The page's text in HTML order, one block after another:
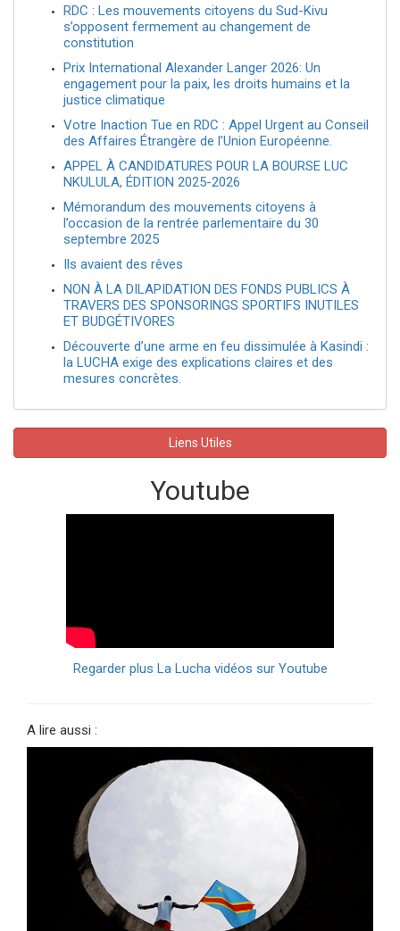
RDC : Les mouvements citoyens du Sud-Kivu
s’opposent fermement au changement de
constitution
Prix International Alexander Langer 2026: Un
engagement pour la paix, les droits humains et la
justice climatique
Votre Inaction Tue en RDC : Appel Urgent au Conseil
des Affaires Étrangère de l’Union Européenne.
APPEL À CANDIDATURES POUR LA BOURSE LUC
NKULULA, ÉDITION 2025-2026
Mémorandum des mouvements citoyens à
l’occasion de la rentrée parlementaire du 30
septembre 2025
Ils avaient des rêves
NON À LA DILAPIDATION DES FONDS PUBLICS À
TRAVERS DES SPONSORINGS SPORTIFS INUTILES
ET BUDGÉTIVORES
Découverte d’une arme en feu dissimulée à Kasindi :
la LUCHA exige des explications claires et des
mesures concrètes.
Liens Utiles
Youtube
Regarder plus La Lucha vidéos sur Youtube
A lire aussi :